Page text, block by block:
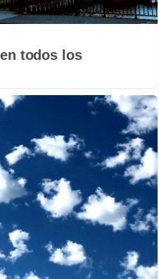
todos los